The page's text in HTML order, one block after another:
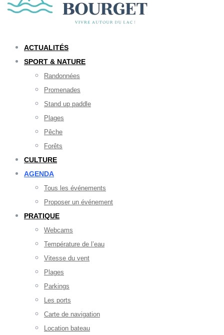
ACTUALITÉS
SPORT & NATURE
Randonnées
Promenades
Stand up paddle
Plages
Pêche
Forêts
CULTURE
AGENDA
Tous les événements
Proposer un événement
PRATIQUE
Webcams
Température de l’eau
Vitesse du vent
Plages
Parkings
Les ports
Carte de navigation
Location bateau